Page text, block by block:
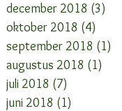
december 2018 (3)
oktober 2018 (4)
september 2018 (1)
augustus 2018 (1)
juli 2018 (7)
juni 2018 (1)